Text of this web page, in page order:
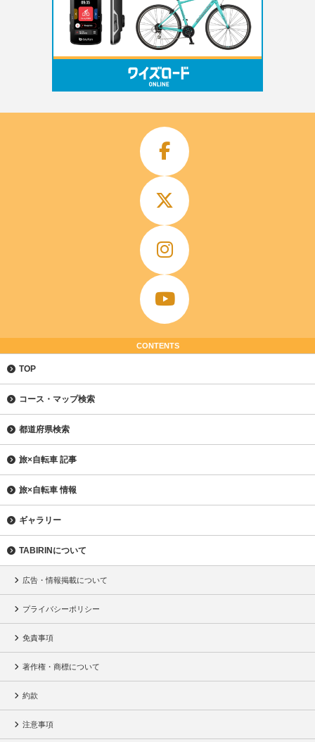
CONTENTS
TOP
コース・マップ検索
都道府県検索
旅×自転車 記事
旅×自転車 情報
ギャラリー
TABIRINについて
広告・情報掲載について
プライバシーポリシー
免責事項
著作権・商標について
約款
注意事項